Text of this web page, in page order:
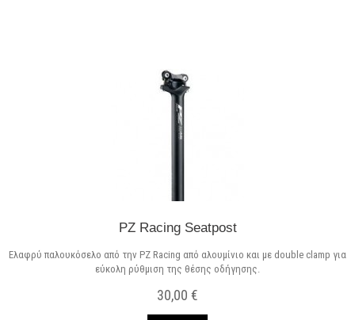
PZ Racing Seatpost
Ελαφρύ παλουκόσελο από την PZ Racing από αλουμίνιο και με double clamp για
εύκολη ρύθμιση της θέσης οδήγησης.
30,00 €